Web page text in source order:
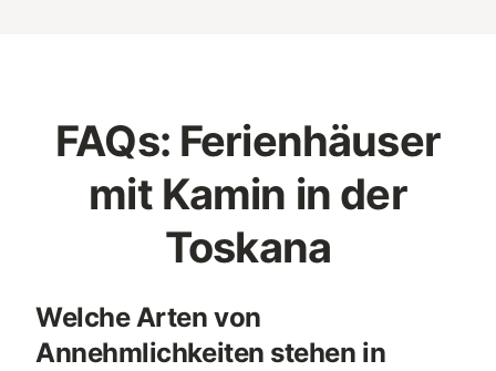
FAQs: Ferienhäuser
mit Kamin in der
Toskana
Welche Arten von
Annehmlichkeiten stehen in